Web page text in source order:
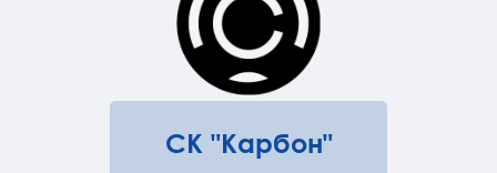
СК "Карбон"